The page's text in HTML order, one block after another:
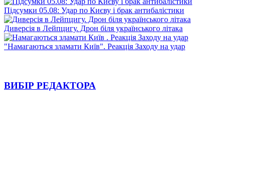
Підсумки 05.08: Удар по Києву і брак антибалістики
Диверсія в Лейпцигу. Дрон біля українського літака
"Намагаються зламати Київ". Реакція Заходу на удар
ВИБІР РЕДАКТОРА